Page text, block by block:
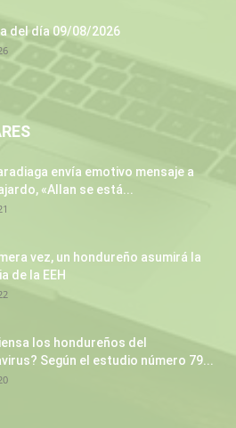
del día 09/08/2026
envía emotivo mensaje a
«Allan se está...
vez, un hondureño asumirá la
de la EEH
los hondureños del
Según el estudio número 79...